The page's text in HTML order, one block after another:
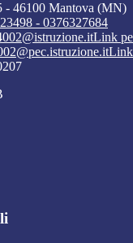
- 46100 Mantova (MN)
- 0376327684
Link
Link